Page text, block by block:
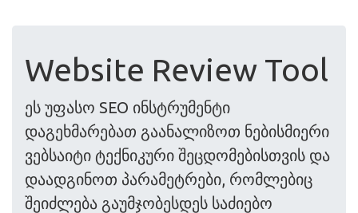
Website Review Tool
ეს უფასო SEO ინსტრუმენტი
დაგეხმარებათ გაანალიზოთ ნებისმიერი
ვებსაიტი ტექნიკური შეცდომებისთვის და
დაადგინოთ პარამეტრები, რომლებიც
შეიძლება გაუმჯობესდეს საძიებო